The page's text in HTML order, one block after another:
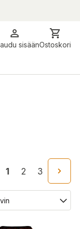
sisäänOstoskori
1 2 3